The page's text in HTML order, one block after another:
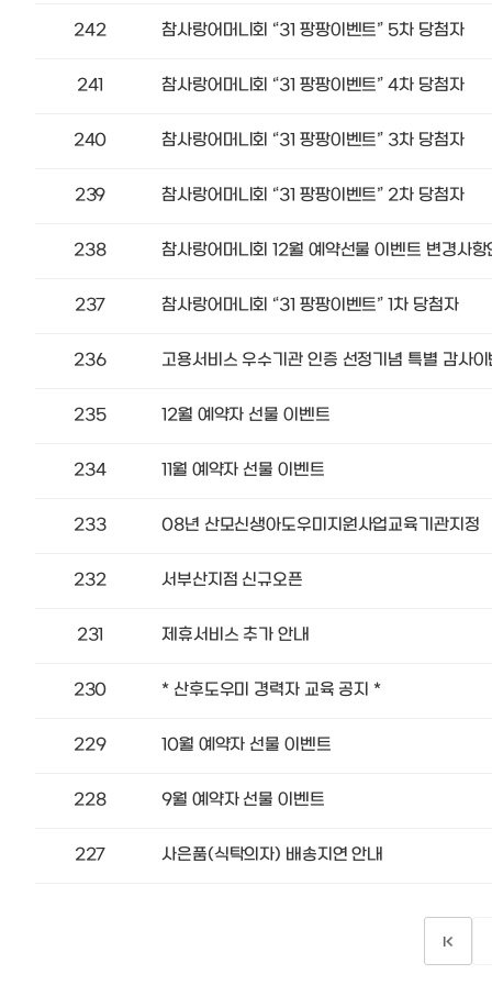
242 참사랑어머니회 “31 팡팡이벤트” 5차 당첨자
241 참사랑어머니회 “31 팡팡이벤트” 4차 당첨자
240 참사랑어머니회 “31 팡팡이벤트” 3차 당첨자
239 참사랑어머니회 “31 팡팡이벤트” 2차 당첨자
238 참사랑어머니회 12월 예약선물 이벤트 변경사항
237 참사랑어머니회 “31 팡팡이벤트” 1차 당첨자
236 고용서비스 우수기관 인증 선정기념 특별 감사이
235 12월 예약자 선물 이벤트
234 11월 예약자 선물 이벤트
233 08년 산모신생아도우미지원사업교육기관지정
232 서부산지점 신규오픈
231 제휴서비스 추가 안내
230 * 산후도우미 경력자 교육 공지 *
229 10월 예약자 선물 이벤트
228 9월 예약자 선물 이벤트
227 사은품(식탁의자) 배송지연 안내